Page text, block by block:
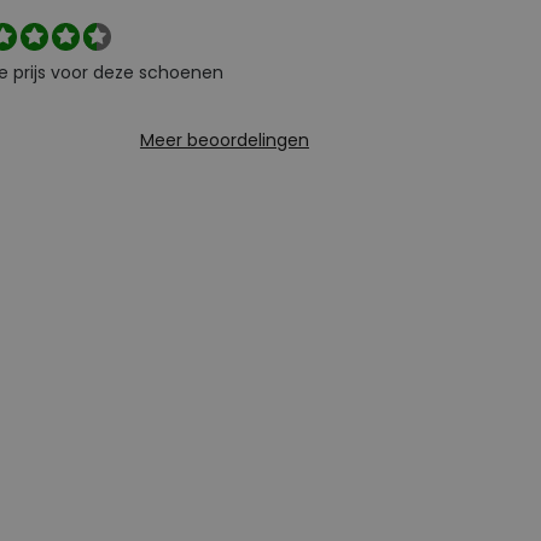
prijs voor deze schoenen
Meer beoordelingen